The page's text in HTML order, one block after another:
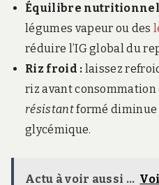
Équilibre nutritionnel
légumes vapeur ou des
réduire l’IG global du
Riz froid : laissez
riz avant consommation
résistantformé diminue
glycémique.
Actu à voir aussi ...